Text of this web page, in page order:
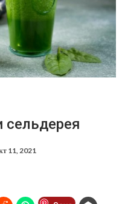
сельдерея
11, 2021